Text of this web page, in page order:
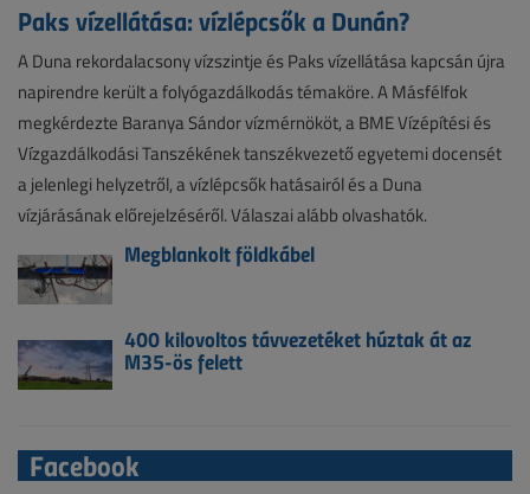
Paks vízellátása: vízlépcsők a Dunán?
A Duna rekordalacsony vízszintje és Paks vízellátása kapcsán újra
napirendre került a folyógazdálkodás témaköre. A Másfélfok
megkérdezte Baranya Sándor vízmérnököt, a BME Vízépítési és
Vízgazdálkodási Tanszékének tanszékvezető egyetemi docensét
a jelenlegi helyzetről, a vízlépcsők hatásairól és a Duna
vízjárásának előrejelzéséről. Válaszai alább olvashatók.
Megblankolt földkábel
400 kilovoltos távvezetéket húztak át az
M35-ös felett
Facebook